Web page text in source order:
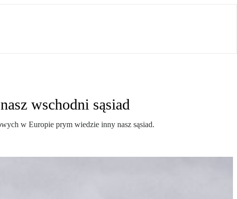
wschodni sąsiad
w Europie prym wiedzie inny nasz sąsiad.